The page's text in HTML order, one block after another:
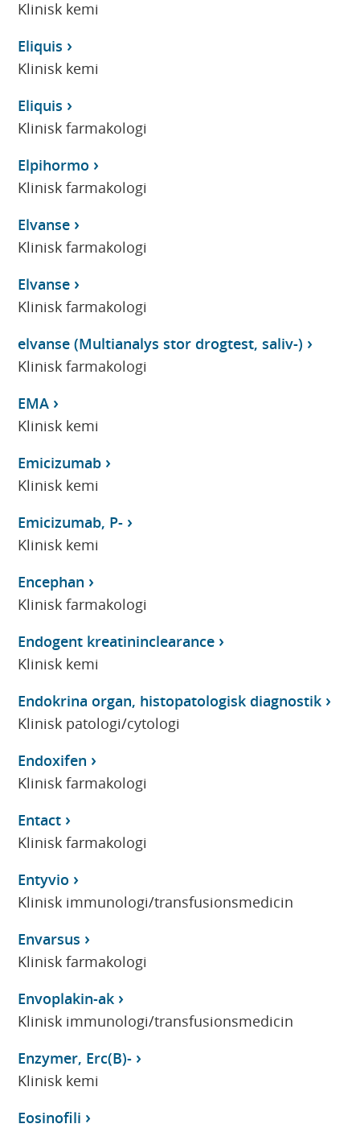
Klinisk kemi
Eliquis
Klinisk kemi
Eliquis
Klinisk farmakologi
Elpihormo
Klinisk farmakologi
Elvanse
Klinisk farmakologi
Elvanse
Klinisk farmakologi
elvanse (Multianalys stor drogtest, saliv-)
Klinisk farmakologi
EMA
Klinisk kemi
Emicizumab
Klinisk kemi
Emicizumab, P-
Klinisk kemi
Encephan
Klinisk farmakologi
Endogent kreatininclearance
Klinisk kemi
Endokrina organ, histopatologisk diagnostik
Klinisk patologi/cytologi
Endoxifen
Klinisk farmakologi
Entact
Klinisk farmakologi
Entyvio
Klinisk immunologi/transfusionsmedicin
Envarsus
Klinisk farmakologi
Envoplakin-ak
Klinisk immunologi/transfusionsmedicin
Enzymer, Erc(B)-
Klinisk kemi
Eosinofili